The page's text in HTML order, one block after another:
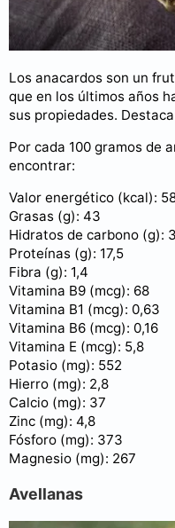
Los anacardos son un
que en los últimos años
sus propiedades.
Por cada 100 gramos de
encontrar:
Valor energético (kcal):
Grasas (g): 43
Hidratos de carbono (g):
Proteínas (g): 17,5
Fibra (g): 1,4
Vitamina B9 (mcg): 68
Vitamina B1 (mcg): 0,63
Vitamina B6 (mcg): 0,16
Vitamina E (mcg): 5,8
Potasio (mg): 552
Hierro (mg): 2,8
Calcio (mg): 37
Zinc (mg): 4,8
Fósforo (mg): 373
Magnesio (mg): 267
Avellanas